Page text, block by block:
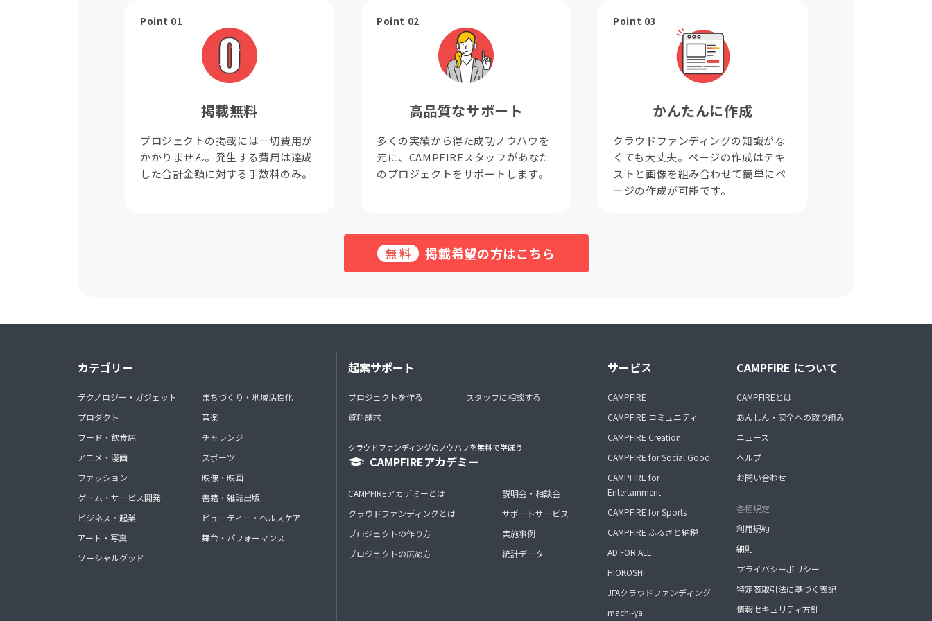
Point 01
掲載無料
プロジェクトの掲載には一切費用が
かかりません。発生する費用は達成
した合計金額に対する手数料のみ。
Point 02
高品質なサポート
多くの実績から得た成功ノウハウを
元に、CAMPFIREスタッフがあなた
のプロジェクトをサポートします。
Point 03
かんたんに作成
クラウドファンディングの知識がな
くても大丈夫。ページの作成はテキ
ストと画像を組み合わせて簡単にペ
ージの作成が可能です。
無料 掲載希望の方はこちら
カテゴリー
テクノロジー・ガジェット
プロダクト
フード・飲食店
アニメ・漫画
ファッション
ゲーム・サービス開発
ビジネス・起業
アート・写真
ソーシャルグッド
まちづくり・地域活性化
音楽
チャレンジ
スポーツ
映像・映画
書籍・雑誌出版
ビューティー・ヘルスケア
舞台・パフォーマンス
起案サポート
プロジェクトを作る
資料請求
スタッフに相談する
クラウドファンディングのノウハウを無料で学ぼう
CAMPFIREアカデミー
CAMPFIREアカデミーとは
クラウドファンディングとは
プロジェクトの作り方
プロジェクトの広め方
説明会・相談会
サポートサービス
実施事例
統計データ
サービス
CAMPFIRE
CAMPFIRE コミュニティ
CAMPFIRE Creation
CAMPFIRE for Social Good
CAMPFIRE for
Entertainment
CAMPFIRE for Sports
CAMPFIRE ふるさと納税
AD FOR ALL
HIOKOSHI
JFAクラウドファンディング
machi-ya
CAMPFIRE について
CAMPFIREとは
あんしん・安全への取り組み
ニュース
ヘルプ
お問い合わせ
各種規定
利用規約
細則
プライバシーポリシー
特定商取引法に基づく表記
情報セキュリティ方針